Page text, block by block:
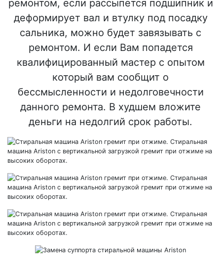
ремонтом, если рассыпется подшипник и
деформирует вал и втулку под посадку
сальника, можно будет завязывать с
ремонтом. И если Вам попадется
квалифицированный мастер с опытом
который вам сообщит о
бессмысленности и недолговечности
данного ремонта. В худшем вложите
деньги на недолгий срок работы.